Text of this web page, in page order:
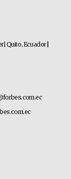
| Quito, Ecuador